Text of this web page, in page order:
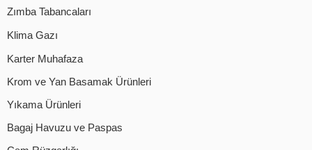
Zımba Tabancaları
Klima Gazı
Karter Muhafaza
Krom ve Yan Basamak Ürünleri
Yıkama Ürünleri
Bagaj Havuzu ve Paspas